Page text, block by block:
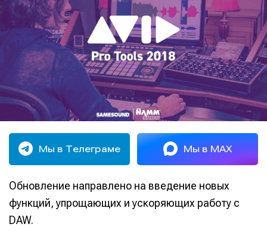
Мы в Телеграме Мы в MAX
Обновление направлено на введение новых
функций, упрощающих и ускоряющих работу с
DAW.